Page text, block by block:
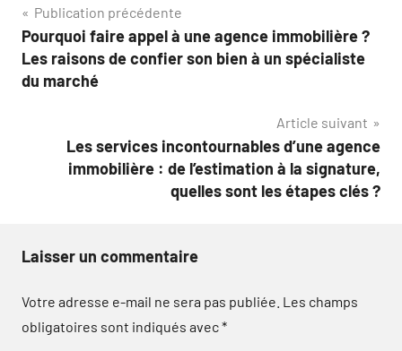
Navigation
de
l’article
Publication précédente
Pourquoi faire appel à une agence immobilière ?
Les raisons de confier son bien à un spécialiste
du marché
Article suivant
Les services incontournables d’une agence
immobilière : de l’estimation à la signature,
quelles sont les étapes clés ?
Laisser un commentaire
Votre adresse e-mail ne sera pas publiée. Les champs
obligatoires sont indiqués avec*